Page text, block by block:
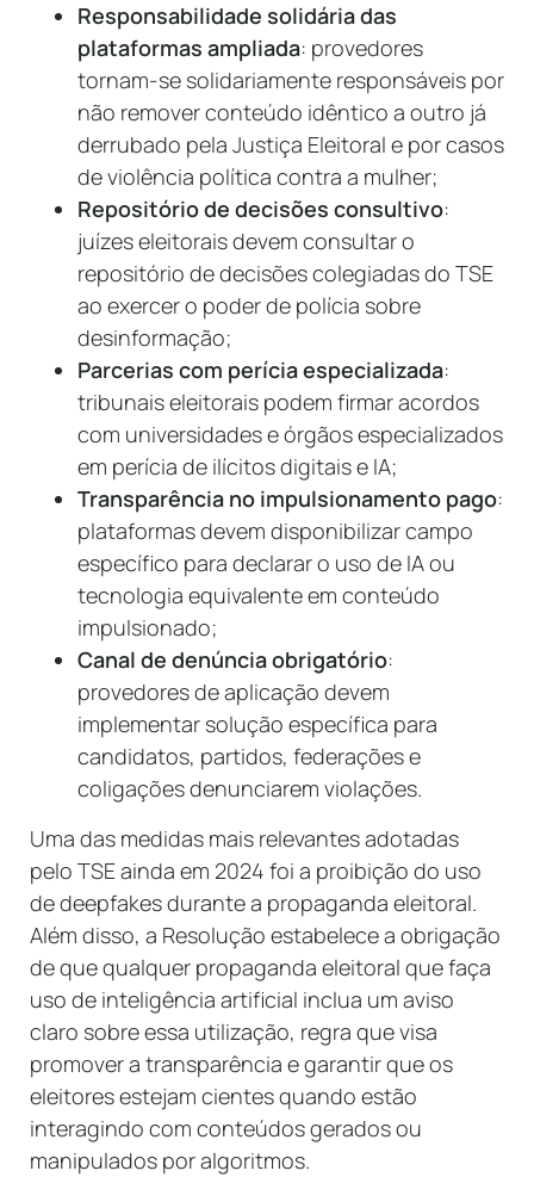
Responsabilidade solidária das
plataformas ampliada: provedores
tornam-se solidariamente responsáveis por
não remover conteúdo idêntico a outro já
derrubado pela Justiça Eleitoral e por casos
de violência política contra a mulher;
Repositório de decisões consultivo:
juízes eleitorais devem consultar o
repositório de decisões colegiadas do TSE
ao exercer o poder de polícia sobre
desinformação;
Parcerias com perícia especializada:
tribunais eleitorais podem firmar acordos
com universidades e órgãos especializados
em perícia de ilícitos digitais e IA;
Transparência no impulsionamento pago:
plataformas devem disponibilizar campo
específico para declarar o uso de IA ou
tecnologia equivalente em conteúdo
impulsionado;
Canal de denúncia obrigatório:
provedores de aplicação devem
implementar solução específica para
candidatos, partidos, federações e
coligações denunciarem violações.
Uma das medidas mais relevantes adotadas
pelo TSE ainda em 2024 foi a proibição do uso
de deepfakes durante a propaganda eleitoral.
Além disso, a Resolução estabelece a obrigação
de que qualquer propaganda eleitoral que faça
uso de inteligência artificial inclua um aviso
claro sobre essa utilização, regra que visa
promover a transparência e garantir que os
eleitores estejam cientes quando estão
interagindo com conteúdos gerados ou
manipulados por algoritmos.